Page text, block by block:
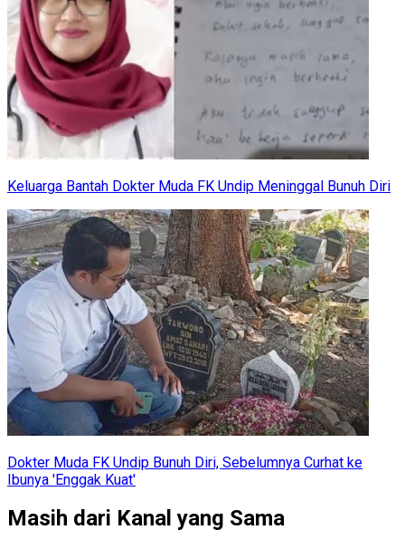
Keluarga Bantah Dokter Muda FK Undip Meninggal Bunuh Diri
Dokter Muda FK Undip Bunuh Diri, Sebelumnya Curhat ke
Ibunya 'Enggak Kuat'
Masih dari Kanal yang Sama